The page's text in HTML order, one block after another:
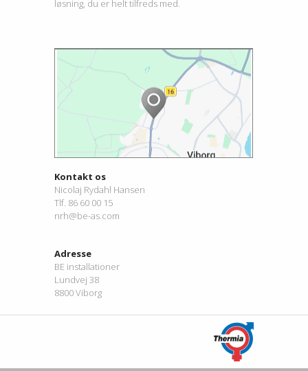
løsning, du er helt tilfreds med.
Kontakt os
Nicolaj Rydahl Hansen
Tlf. 86 60 00 15
nrh@be-as.com
Adresse
BE installationer
Lundvej 38
8800 Viborg